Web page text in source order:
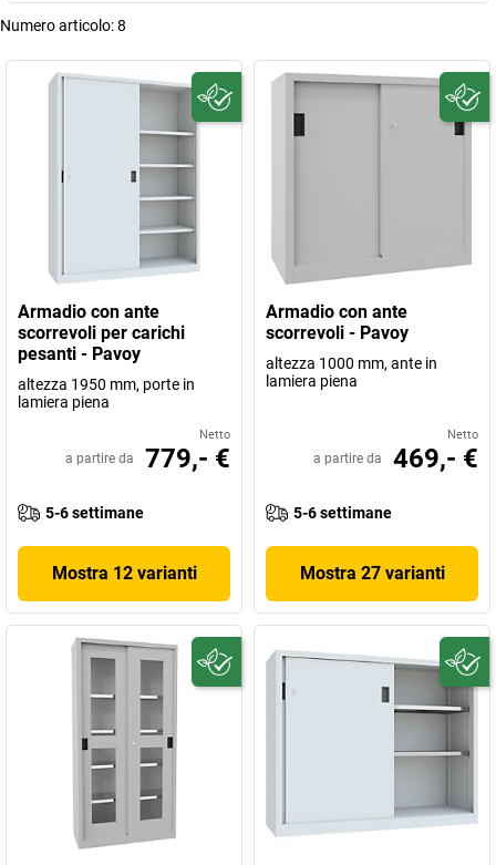
Numero articolo:8
Armadio con ante
scorrevoli per carichi
pesanti - Pavoy
altezza 1950 mm, porte in
lamiera piena
Netto
a partire da 779,- €
5-6 settimane
Mostra 12 varianti
Armadio con ante
scorrevoli - Pavoy
altezza 1000 mm, ante in
lamiera piena
Netto
a partire da 469,- €
5-6 settimane
Mostra 27 varianti